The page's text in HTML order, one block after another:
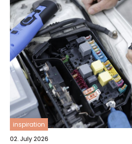
inspiration
02. July 2026